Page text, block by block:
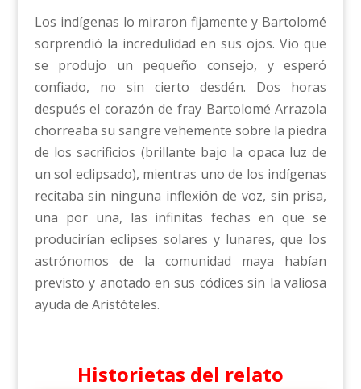
Los indígenas lo miraron fijamente y Bartolomé
sorprendió la incredulidad en sus ojos. Vio que
se produjo un pequeño consejo, y esperó
confiado, no sin cierto desdén. Dos horas
después el corazón de fray Bartolomé Arrazola
chorreaba su sangre vehemente sobre la piedra
de los sacrificios (brillante bajo la opaca luz de
un sol eclipsado), mientras uno de los indígenas
recitaba sin ninguna inflexión de voz, sin prisa,
una por una, las infinitas fechas en que se
producirían eclipses solares y lunares, que los
astrónomos de la comunidad maya habían
previsto y anotado en sus códices sin la valiosa
ayuda de Aristóteles.
Historietas del relato